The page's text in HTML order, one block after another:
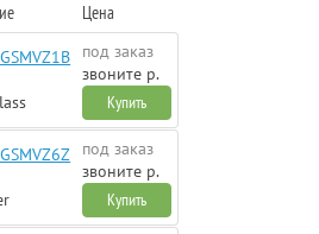
Цена
под заказ
звоните р.
Купить
под заказ
звоните р.
Купить